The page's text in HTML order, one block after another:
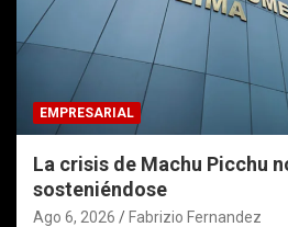
EMPRESARIAL
La crisis de Machu Picchu
sosteniéndose
Ago 6, 2026 Fabrizio Fernandez